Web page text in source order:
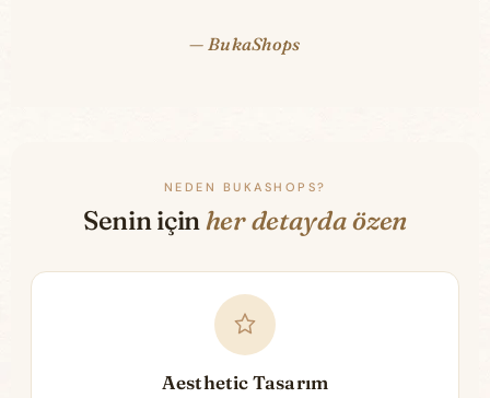
— BukaShops
NEDEN BUKASHOPS?
Senin içinher detayda özen
Aesthetic Tasarım